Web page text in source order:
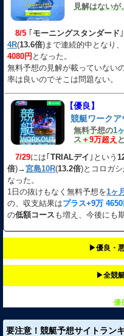
見解はないが
8/5 ｢ モーニングスタンダード
4R(13.6倍)まで連続的中となり
4080円 となった。
無料予想の見解が載っていない
率は良いのでそこは問題ない。
【優良】
競艇ワークア
無料予想の1
ス＋9万超え
7/29には｢ TRIALデイ ｣という
倍)→宮島10R(13.2倍)とコロガ
なった。
1日の抜けもなく無料予想を1ヶ
の、収支結果はプラス+9万 4650
の低額コース も増え、今後にも
▶︎優良・
▶︎全競
優
要注意！競艇予想サイトラン